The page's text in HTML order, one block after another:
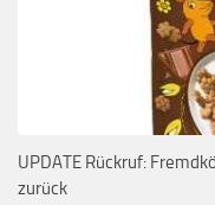
UPDATE Rückruf:
zurück